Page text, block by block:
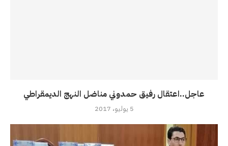
عاجل..اعتقال رفيق حمدوني مناضل النهج الديمقراطي
5 يوليو، 2017